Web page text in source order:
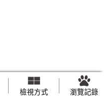
檢視方式 瀏覽記錄